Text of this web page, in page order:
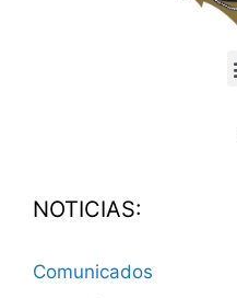
NOTICIAS:
Comunicados